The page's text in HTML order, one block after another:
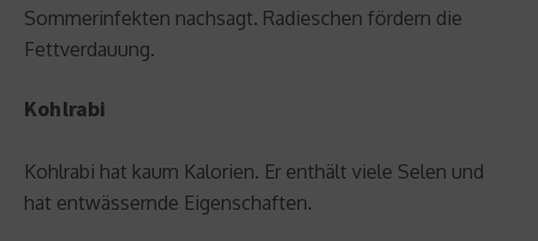
Sommerinfekten nachsagt. Radieschen fördern die
Fettverdauung.
Kohlrabi
Kohlrabi hat kaum Kalorien. Er enthält viele Selen und
hat entwässernde Eigenschaften.